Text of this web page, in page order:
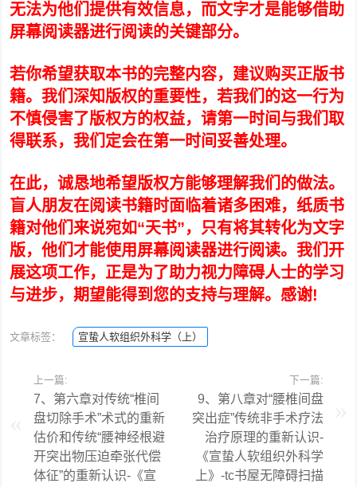
无法为他们提供有效信息，而文字才是能够借助
屏幕阅读器进行阅读的关键部分。
若你希望获取本书的完整内容，建议购买正版书
籍。我们深知版权的重要性，若我们的这一行为
不慎侵害了版权方的权益，请第一时间与我们取
得联系，我们定会在第一时间妥善处理。
在此，诚恳地希望版权方能够理解我们的做法。
盲人朋友在阅读书籍时面临着诸多困难，纸质书
籍对他们来说宛如“天书”，只有将其转化为文字
版，他们才能使用屏幕阅读器进行阅读。我们开
展这项工作，正是为了助力视力障碍人士的学习
与进步，期望能得到您的支持与理解。感谢!
文章标签： 宣蛰人软组织外科学（上）
上一篇:
7、第六章对传统“椎间
盘切除手术”术式的重新
估价和传统“腰神经根避
开突出物压迫牵张代偿
体征”的重新认识-《宣
下一篇:
9、第八章对“腰椎间盘
突出症”传统非手术疗法
治疗原理的重新认识-
《宣蛰人软组织外科学
上》-tc书屋无障碍扫描